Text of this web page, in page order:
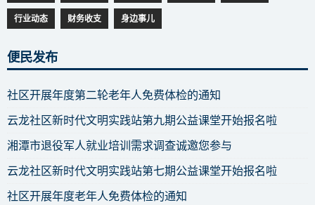
行业动态 财务收支 身边事儿
便民发布
社区开展年度第二轮老年人免费体检的通知
云龙社区新时代文明实践站第九期公益课堂开始报名啦
湘潭市退役军人就业培训需求调查诚邀您参与
云龙社区新时代文明实践站第七期公益课堂开始报名啦
社区开展年度老年人免费体检的通知